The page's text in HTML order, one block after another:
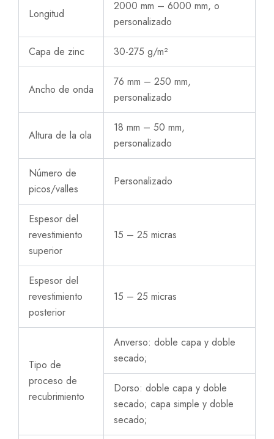
Longitud
2000 mm – 6000 mm, o
personalizado
Capa de zinc 30-275 g/m²
Ancho de onda
76 mm – 250 mm,
personalizado
Altura de la ola
18 mm – 50 mm,
personalizado
Número de
picos/valles
Personalizado
Espesor del
revestimiento
superior
15 – 25 micras
Espesor del
revestimiento
posterior
15 – 25 micras
Tipo de
proceso de
recubrimiento
Anverso: doble capa y doble
secado;
Dorso: doble capa y doble
secado; capa simple y doble
secado;